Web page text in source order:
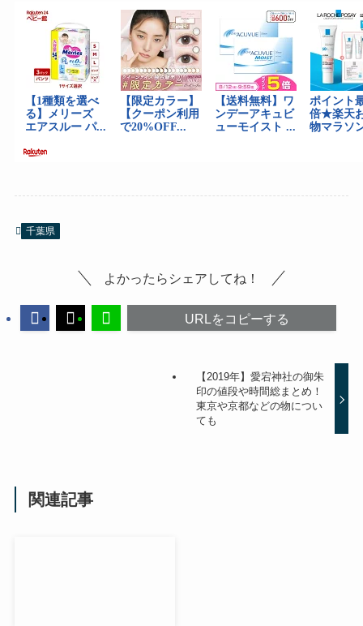
千葉県
よかったらシェアしてね！
URLをコピーする
【2019年】愛宕神社の御朱
印の値段や時間総まとめ！
東京や京都などの物につい
ても
関連記事